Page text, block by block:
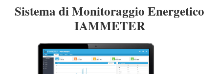
Sistema di Monitoraggio Energetico
IAMMETER